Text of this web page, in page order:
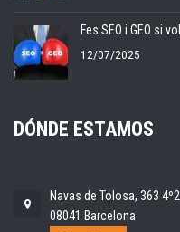
Fes SEO i GEO si
12/07/2025
DÓNDE ESTAMOS
Navas de Tolosa, 363
08041 Barcelona